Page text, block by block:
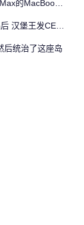
本地AI能力再升级
狠咬皇堡视频借势营销
后统治了这座岛